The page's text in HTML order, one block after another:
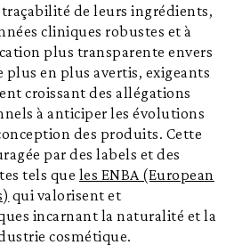
traçabilité de leurs ingrédients,
cliniques robustes et à
plus transparente envers
plus en plus avertis, exigeants
croissant des allégations
à anticiper les évolutions
des produits. Cette
par des labels et des
tels que les ENBA (European
qui valorisent et
incarnant la naturalité et la
cosmétique.